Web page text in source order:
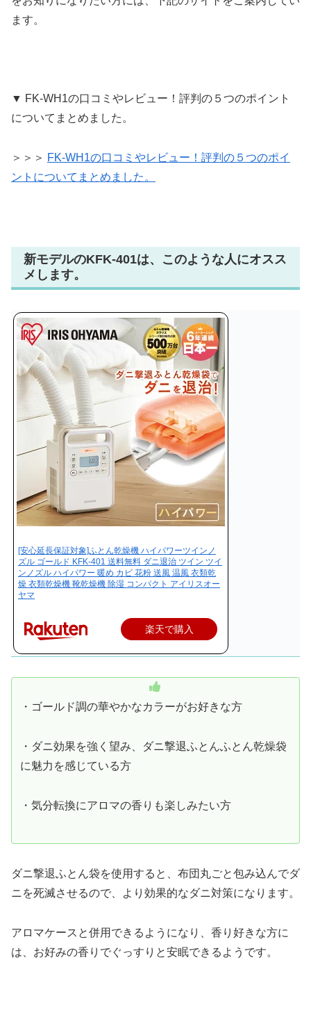
ます。
▼ FK-WH1の口コミやレビュー！評判の５つのポイント
についてまとめました。
＞＞＞ FK-WH1の口コミやレビュー！評判の５つのポイ
ントについてまとめました。
新モデルのKFK-401は、このような人にオスス
メします。
[安心延長保証対象]ふとん乾燥機 ハイパワーツインノ
ズル ゴールド KFK-401 送料無料 ダニ退治 ツイン ツイ
ンノズル ハイパワー 暖め カビ 花粉 送風 温風 衣類乾
燥 衣類乾燥機 靴乾燥機 除湿 コンパクト アイリスオー
ヤマ
楽天で購入
・ゴールド調の華やかなカラーがお好きな方
・ダニ効果を強く望み、ダニ撃退ふとんふとん乾燥袋
に魅力を感じている方
・気分転換にアロマの香りも楽しみたい方
ダニ撃退ふとん袋を使用すると、布団丸ごと包み込んでダ
ニを死滅させるので、より効果的なダニ対策になります。
アロマケースと併用できるようになり、香り好きな方に
は、お好みの香りでぐっすりと安眠できるようです。